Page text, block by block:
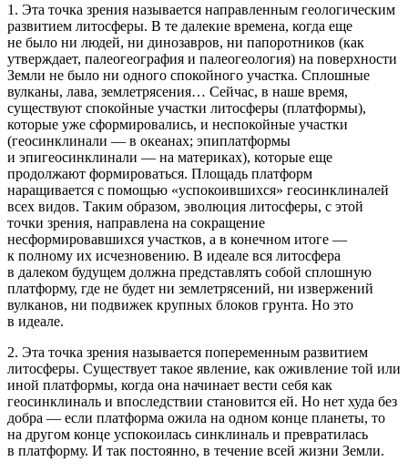
1. Эта точка зрения называется направленным геологическим
развитием литосферы. В те далекие времена, когда еще
не было ни людей, ни динозавров, ни папоротников (как
утверждает, палеогеография и палеогеология) на поверхности
Земли не было ни одного спокойного участка. Сплошные
вулканы, лава, землетрясения… Сейчас, в наше время,
существуют спокойные участки литосферы (платформы),
которые уже сформировались, и неспокойные участки
(геосинклинали — в океанах; эпиплатформы
и эпигеосинклинали — на материках), которые еще
продолжают формироваться. Площадь платформ
наращивается с помощью «успокоившихся» геосинклиналей
всех видов. Таким образом, эволюция литосферы, с этой
точки зрения, направлена на сокращение
несформировавшихся участков, а в конечном итоге —
к полному их исчезновению. В идеале вся литосфера
в далеком будущем должна представлять собой сплошную
платформу, где не будет ни землетрясений, ни извержений
вулканов, ни подвижек крупных блоков грунта. Но это
в идеале.
2. Эта точка зрения называется попеременным развитием
литосферы. Существует такое явление, как оживление той или
иной платформы, когда она начинает вести себя как
геосинклиналь и впоследствии становится ей. Но нет худа без
добра — если платформа ожила на одном конце планеты, то
на другом конце успокоилась синклиналь и превратилась
в платформу. И так постоянно, в течение всей жизни Земли.